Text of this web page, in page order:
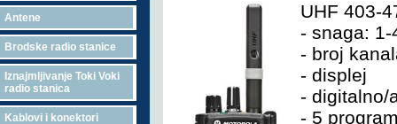
Antene
Brodske radio stanice
Iznajmljivanje Toki Voki
radio stanica
Kablovi i konektori
UHF 403-
- snaga:
- broj
- displej
- digitalno/
- 5